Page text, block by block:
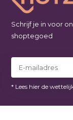
Schrijf je in voor
shoptegoed
* Lees hier de